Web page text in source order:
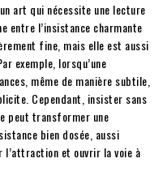
art qui nécessite une lecture
entre l’insistance charmante
fine, mais elle est aussi
exemple, lorsqu’une
même de manière subtile,
Cependant, insister sans
peut transformer une
bien dosée, aussi
et ouvrir la voie à